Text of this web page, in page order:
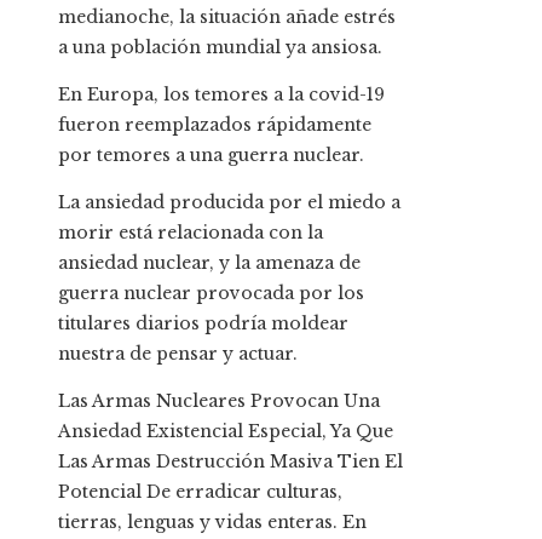
medianoche, la situación añade estrés
a una población mundial ya ansiosa.
En Europa, los temores a la covid-19
fueron reemplazados rápidamente
por temores a una guerra nuclear.
La ansiedad producida por el miedo a
morir está relacionada con la
ansiedad nuclear, y la amenaza de
guerra nuclear provocada por los
titulares diarios podría moldear
nuestra de pensar y actuar.
Las Armas Nucleares Provocan Una
Ansiedad Existencial Especial, Ya Que
Las Armas Destrucción Masiva Tien El
Potencial De erradicar culturas,
tierras, lenguas y vidas enteras. En